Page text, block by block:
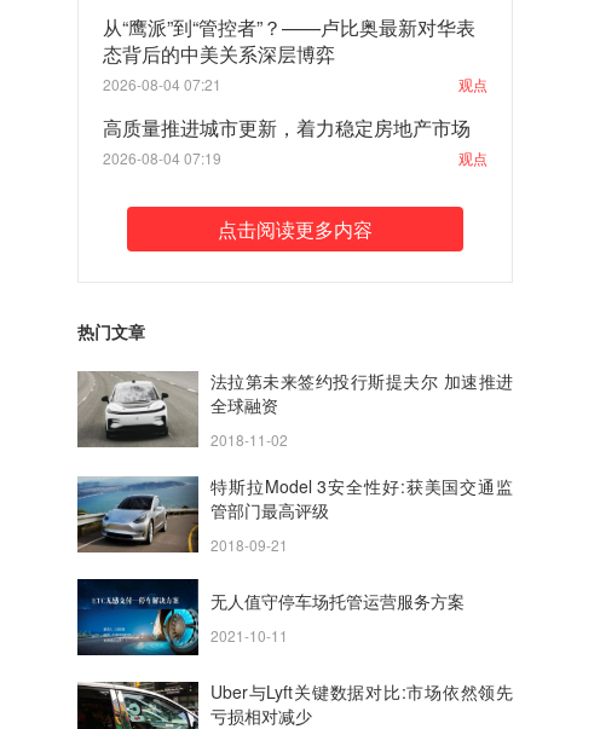
从“鹰派”到“管控者”？——卢比奥最新对华表
态背后的中美关系深层博弈
2026-08-04 07:21 观点
高质量推进城市更新，着力稳定房地产市场
2026-08-04 07:19 观点
点击阅读更多内容
热门文章
法拉第未来签约投行斯提夫尔 加速推进
全球融资
2018-11-02
特斯拉Model 3安全性好:获美国交通监
管部门最高评级
2018-09-21
无人值守停车场托管运营服务方案
2021-10-11
Uber与Lyft关键数据对比:市场依然领先
亏损相对减少